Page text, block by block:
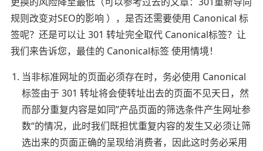
规则改变对SEO的影响 ），是否还需要使用 Canonical 标
签呢？还是可以让 301 转址完全取代 Canonical标签？让
我们来告诉您，最佳的 Canonical标签 使用情境！
当非标准网址的页面必须存在时，务必使用 Canonical
标签由于 301 转址将会使转址出去的页面不见天日，然
而部分重复内容是如同”产品页面的筛选条件产生网址参
数“的情况，此时我们既担忧重复内容的发生又必须让筛
选出来的页面正确的呈现给消费者，因此这时务必采用